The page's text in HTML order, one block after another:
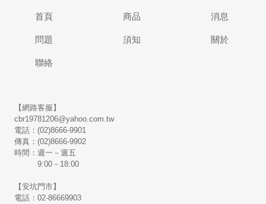
首頁 商品 消息
問題 須知 關於
聯絡
【網路客服】
cbr19781206@yahoo.com.tw
電話：(02)8666-9901
傳真：(02)8666-9902
時間：週一－週五
9:00－18:00
【安坑門市】
電話：02-86669903